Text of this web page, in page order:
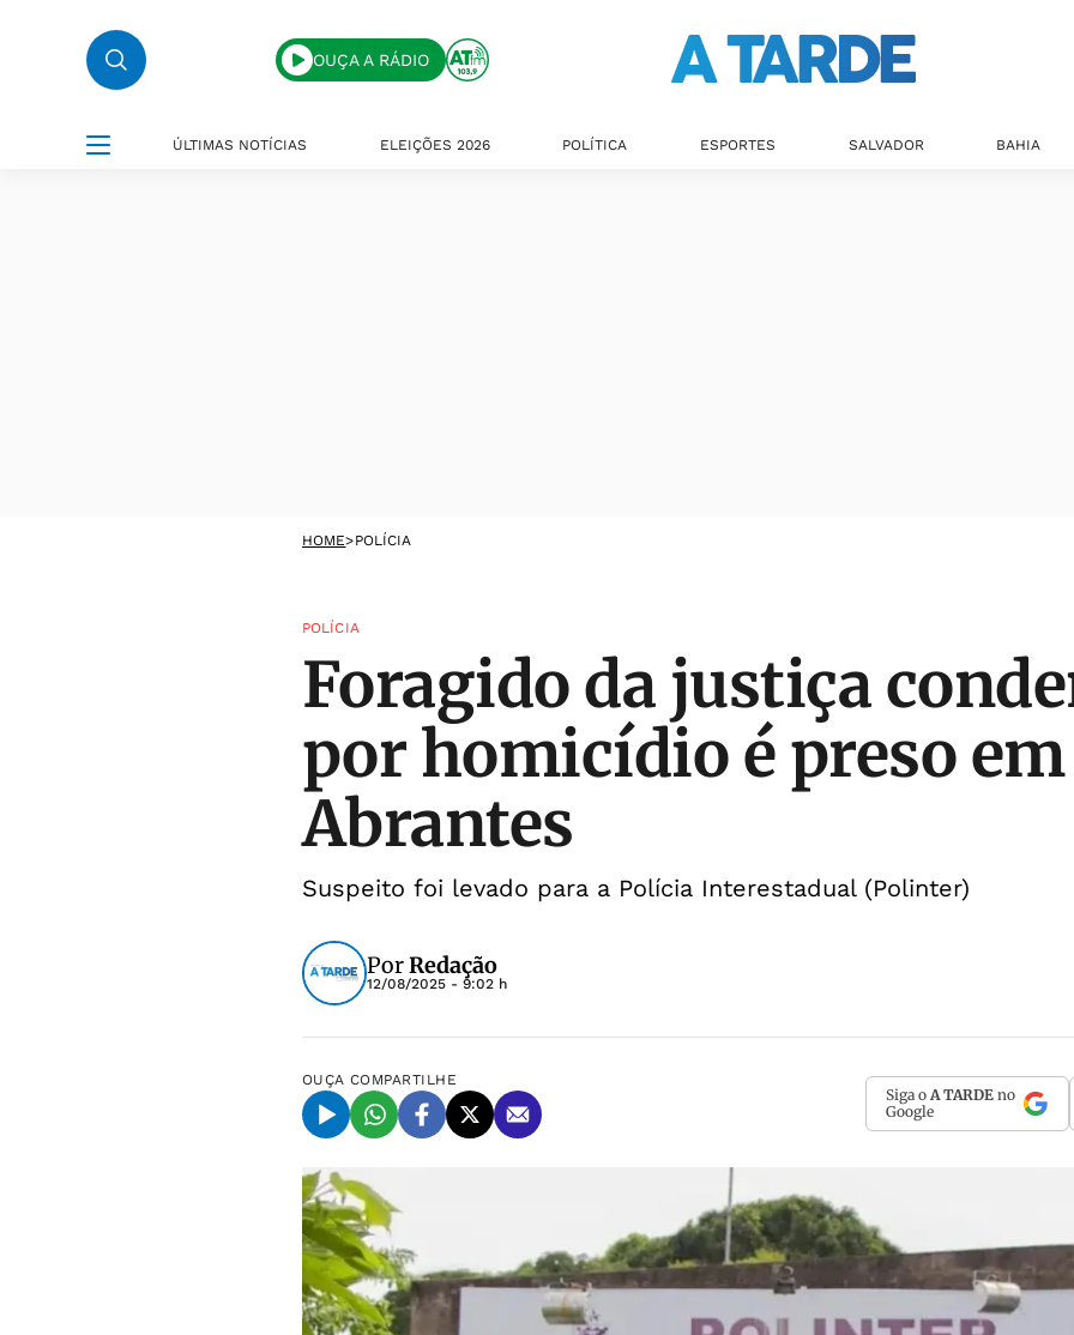
OUÇA A RÁDIO
ÚLTIMAS NOTÍCIAS ELEIÇÕES 2026 POLÍTICA ESPORTES SALVADOR BAHIA
HOME>POLÍCIA
POLÍCIA
Foragido da justiça
por homicídio é preso em
Abrantes
Suspeito foi levado para a Polícia Interestadual (Polinter)
PorRedação
12/08/2025 - 9:02 h
OUÇA COMPARTILHE
Siga o A TARDE no
Google